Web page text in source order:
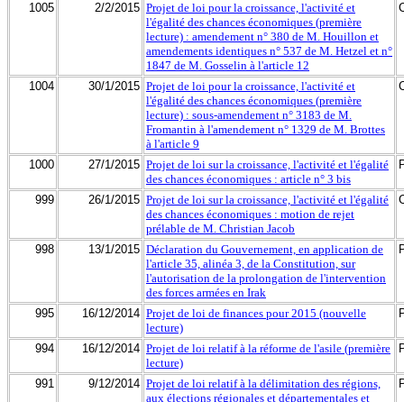
1005 2/2/2015 Projet de loi pour la croissance, l'activité et
l'égalité des chances économiques (première
lecture) : amendement n° 380 de M. Houillon et
amendements identiques n° 537 de M. Hetzel et n°
1847 de M. Gosselin à l'article 12
1004 30/1/2015 Projet de loi pour la croissance, l'activité et
l'égalité des chances économiques (première
lecture) : sous-amendement n° 3183 de M.
Fromantin à l'amendement n° 1329 de M. Brottes
à l'article 9
1000 27/1/2015 Projet de loi sur la croissance, l'activité et l'égalité
des chances économiques : article n° 3 bis
999 26/1/2015 Projet de loi sur la croissance, l'activité et l'égalité
des chances économiques : motion de rejet
prélable de M. Christian Jacob
998 13/1/2015 Déclaration du Gouvernement, en application de
l'article 35, alinéa 3, de la Constitution, sur
l'autorisation de la prolongation de l'intervention
des forces armées en Irak
995 16/12/2014 Projet de loi de finances pour 2015 (nouvelle
lecture)
994 16/12/2014 Projet de loi relatif à la réforme de l'asile (première
lecture)
991 9/12/2014 Projet de loi relatif à la délimitation des régions,
aux élections régionales et départementales et